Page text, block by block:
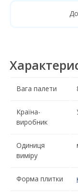
Вага палети
Країна-
виробник
Одиниця
виміру
Форма плитки